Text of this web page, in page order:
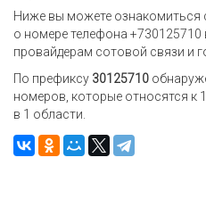
Ниже вы можете ознакомиться
о номере телефона
провайдерам сотовой связи и
По префиксу 30125710
номеров, которые относятся к
в 1 области.